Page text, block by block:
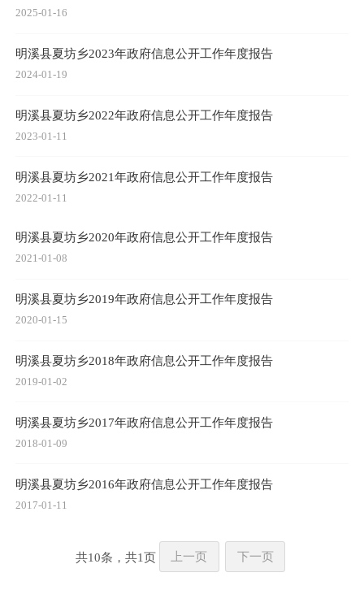
2025-01-16
明溪县夏坊乡2023年政府信息公开工作年度报告
2024-01-19
明溪县夏坊乡2022年政府信息公开工作年度报告
2023-01-11
明溪县夏坊乡2021年政府信息公开工作年度报告
2022-01-11
明溪县夏坊乡2020年政府信息公开工作年度报告
2021-01-08
明溪县夏坊乡2019年政府信息公开工作年度报告
2020-01-15
明溪县夏坊乡2018年政府信息公开工作年度报告
2019-01-02
明溪县夏坊乡2017年政府信息公开工作年度报告
2018-01-09
明溪县夏坊乡2016年政府信息公开工作年度报告
2017-01-11
共10条，共1页 上一页 下一页